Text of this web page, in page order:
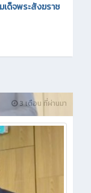
ด็จพระสังฆราช
3 เดือน ที่ผ่านมา